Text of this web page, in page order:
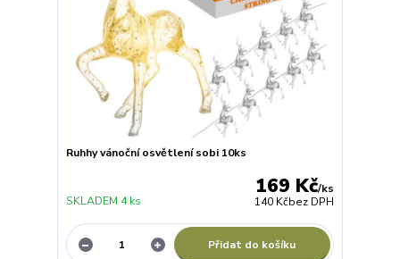
Ruhhy vánoční osvětlení sobi 10ks
169 Kč/ks
140 Kčbez DPH
SKLADEM 4 ks
Přidat do košíku